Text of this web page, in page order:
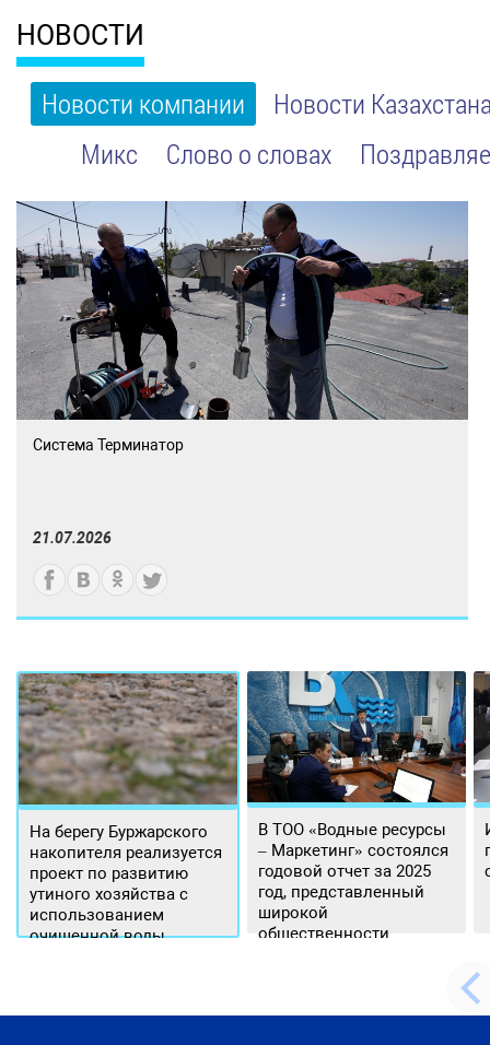
НОВОСТИ
Новости компании
Новости
Микс
Слово о словах
Система Терминатор
21.07.2026
На берегу Буржарского
накопителя реализуется
проект по развитию
утиного хозяйства с
использованием
очищенной воды
В ТОО «Водные ресурсы
– Маркетинг» состоялся
годовой отчет за 2025
год, представленный
широкой
общественности.